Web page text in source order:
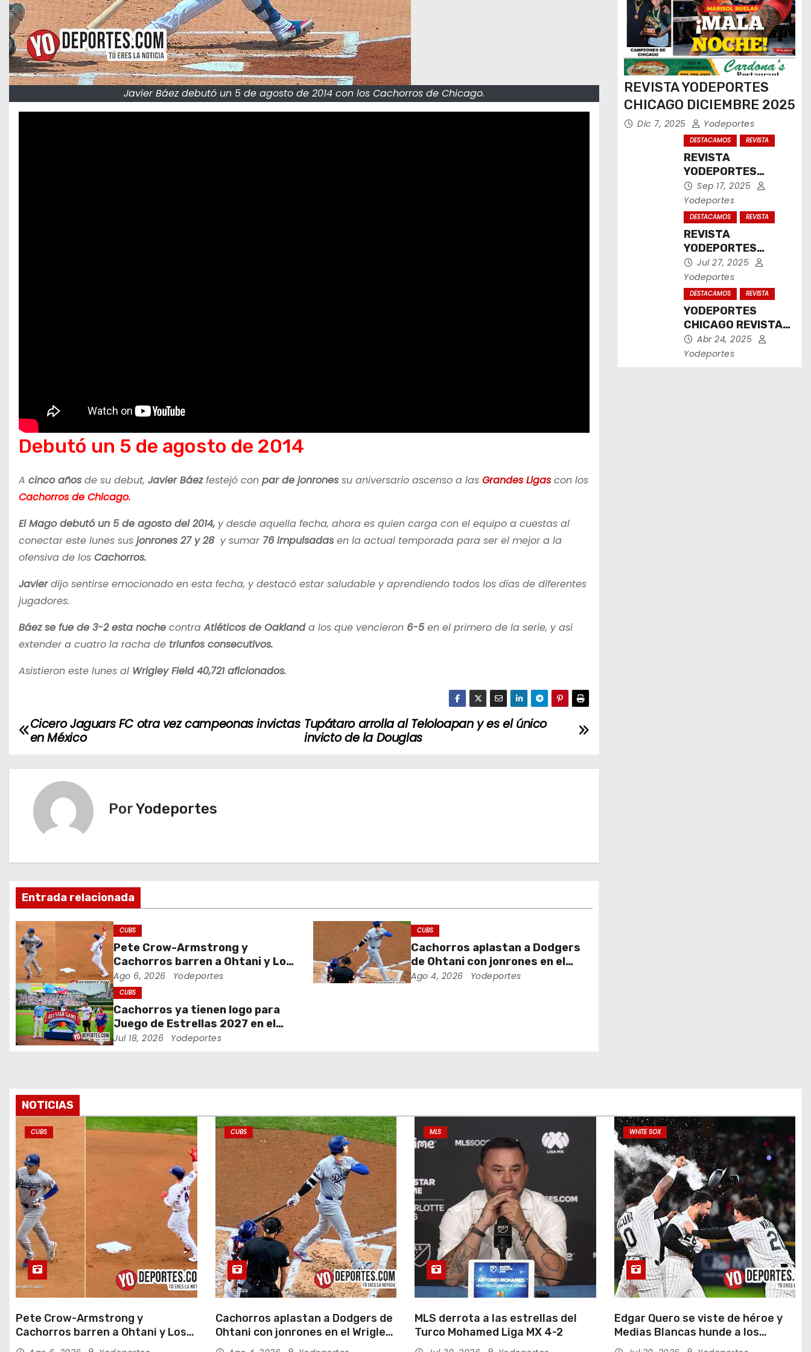
Javier Báez debutó un 5 de agosto de 2014 con los Cachorros de Chicago.
Debutó un 5 de agosto de 2014
A cinco añosde su debut, Javier Báezfestejó con par de jonronessu aniversario ascenso a las Grandes Ligascon los
Cachorros de Chicago.
El Mago debutó un 5 de agosto del 2014, y desde aquella fecha, ahora es quien carga con el equipo a cuestas al
conectar este lunes sus jonrones 27 y 28y sumar 76 impulsadasen la actual temporada para ser el mejor a la
ofensiva de los Cachorros.
Javierdijo sentirse emocionado en esta fecha, y destacó estar saludable y aprendiendo todos los días de diferentes
jugadores.
Báez se fue de 3-2 esta noche contraAtléticos de Oaklanda los que vencieron 6-5en el primero de la serie, y así
extender a cuatro la racha de triunfos consecutivos.
Asistieron este lunes al Wrigley Field 40,721 aficionados.
N
i
ó
n
d
e
e
r
a
d
a
s
Tupátaro arrolla al Teloloapan y es el único
invicto de la Douglas
Cicero Jaguars FC otra vez campeonas invictas
en México
PorYodeportes
Entrada relacionada
CUBS
Pete Crow-Armstrong y
Cachorros barren a Ohtani y Los
Dodgers
Ago 6, 2026 Yodeportes
CUBS
Cachorros aplastan a Dodgers
de Ohtani con jonrones en el
Wrigley Field
Ago 4, 2026 Yodeportes
CUBS
Cachorros ya tienen logo para
Juego de Estrellas 2027 en el
Wrigley Field
Jul 18, 2026 Yodeportes
REVISTA YODEPORTES
CHICAGO DICIEMBRE 2025
Dic 7, 2025 Yodeportes
DESTACAMOS REVISTA
REVISTA
YODEPORTES
CHICAGO
SEPTIEMBRE 2025
Sep 17, 2025
Yodeportes
DESTACAMOS REVISTA
REVISTA
YODEPORTES
CHICAGO JULIO
2025
Jul 27, 2025
Yodeportes
DESTACAMOS REVISTA
YODEPORTES
CHICAGO REVISTA
IMPRESA ABRIL
2025
Abr 24, 2025
Yodeportes
NOTICIAS
CUBS
Pete Crow-Armstrong y
Cachorros barren a Ohtani y Los
Dodgers
CUBS
Cachorros aplastan a Dodgers de
Ohtani con jonrones en el Wrigley
Field
MLS
MLS derrota a las estrellas del
Turco Mohamed Liga MX 4-2
WHITE SOX
Edgar Quero se viste de héroe y
Medias Blancas hunde a los
Yankees de Nueva York en doce